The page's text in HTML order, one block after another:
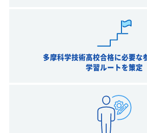
多摩科学技術高校合格に必要な
学習ルートを策定